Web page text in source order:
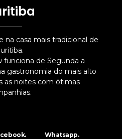
na casa mais tradicional de
funciona de Segunda a
gastronomia do mais alto
as noites com ótimas
Whatsapp.